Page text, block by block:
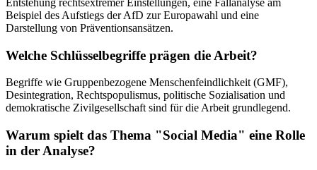
Entstehung rechtsextremer Einstellungen, eine Fallanalyse am
Beispiel des Aufstiegs der AfD zur Europawahl und eine
Darstellung von Präventionsansätzen.
Welche Schlüsselbegriffe prägen die Arbeit?
Begriffe wie Gruppenbezogene Menschenfeindlichkeit (GMF),
Desintegration, Rechtspopulismus, politische Sozialisation und
demokratische Zivilgesellschaft sind für die Arbeit grundlegend.
Warum spielt das Thema "Social Media" eine Rolle
in der Analyse?